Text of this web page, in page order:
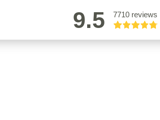
9.5 7710 reviews